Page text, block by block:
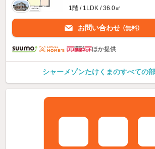
1階 / 1LDK / 36.0㎡
お問い合わせ （無料）
ほか提供
シャーメゾンたけくまのすべての